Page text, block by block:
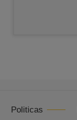
Politicas